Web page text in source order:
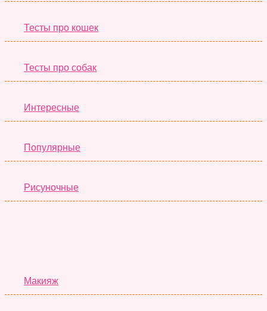
Тесты про кошек
Тесты про собак
Интересные
Популярные
Рисуночные
Макияж